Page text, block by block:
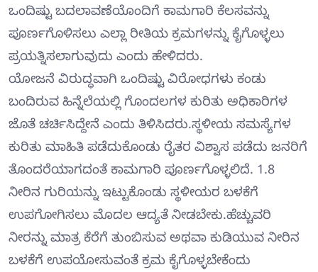
ಒಂದಿಷ್ಟು ಬದಲಾವಣೆಯೊಂದಿಗೆ ಕಾಮಗಾರಿ ಕೆಲಸವನ್ನು
ಪೂರ್ಣಗೊಳಿಸಲು ಎಲ್ಲಾ ರೀತಿಯ ಕ್ರಮಗಳನ್ನು ಕೈಗೊಳ್ಳಲು
ಪ್ರಯತ್ನಿಸಲಾಗುವುದು ಎಂದು ಹೇಳಿದರು.
ಯೋಜನೆ ವಿರುದ್ಧವಾಗಿ ಒಂದಿಷ್ಟು ವಿರೋಧಗಳು ಕಂಡು
ಬಂದಿರುವ ಹಿನ್ನೆಲೆಯಲ್ಲಿ ಗೊಂದಲಗಳ ಕುರಿತು ಅಧಿಕಾರಿಗಳ
ಜೊತೆ ಚರ್ಚಿಸಿದ್ದೇನೆ ಎಂದು ತಿಳಿಸಿದರು.ಸ್ಥಳೀಯ ಸಮಸ್ಯೆಗಳ
ಕುರಿತು ಮಾಹಿತಿ ಪಡೆದುಕೊಂಡು ರೈತರ ವಿಶ್ವಾಸ ಪಡೆದು ಜನರಿಗೆ
ತೊಂದರೆಯಾಗದಂತೆ ಕಾಮಗಾರಿ ಪೂರ್ಣಗೊಳ್ಳಲಿದೆ. 1.8
ನೀರಿನ ಗುರಿಯನ್ನು ಇಟ್ಟುಕೊಂಡು ಸ್ಥಳೀಯರ ಬಳಕೆಗೆ
ಉಪಗೋಗಿಸಲು ಮೊದಲ ಆದ್ಯತೆ ನೀಡಬೇಕು.ಹೆಚ್ಚುವರಿ
ನೀರನ್ನು ಮಾತ್ರ ಕೆರೆಗೆ ತುಂಬಿಸುವ ಅಥವಾ ಕುಡಿಯುವ ನೀರಿನ
ಬಳಕೆಗೆ ಉಪಯೋಸುವಂತೆ ಕ್ರಮ ಕೈಗೊಳ್ಳಬೇಕೆಂದು